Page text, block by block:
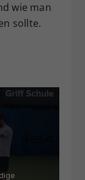
wie man
sollte.